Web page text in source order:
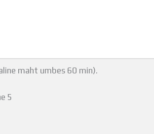
maht umbes 60 min).
5